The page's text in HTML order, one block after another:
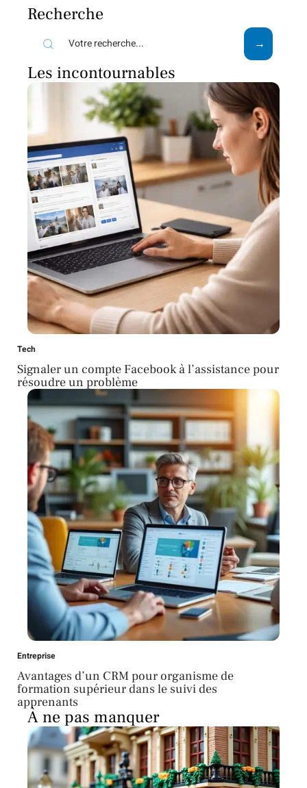
Recherche
Les incontournables
Tech
Signaler un compte Facebook à l’assistance pour
résoudre un problème
Entreprise
Avantages d’un CRM pour organisme de
formation supérieur dans le suivi des
apprenants
À ne pas manquer